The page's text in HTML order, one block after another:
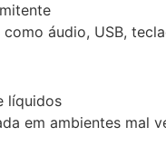
áudio, USB,
líquidos
em ambientes mal